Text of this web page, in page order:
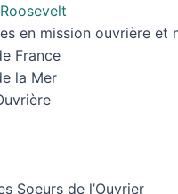
en mission ouvrière et
France
la Mer
Soeurs de l’Ouvrier